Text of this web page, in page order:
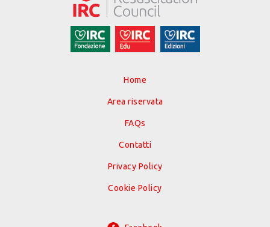
Home
Area riservata
FAQs
Contatti
Privacy Policy
Cookie Policy